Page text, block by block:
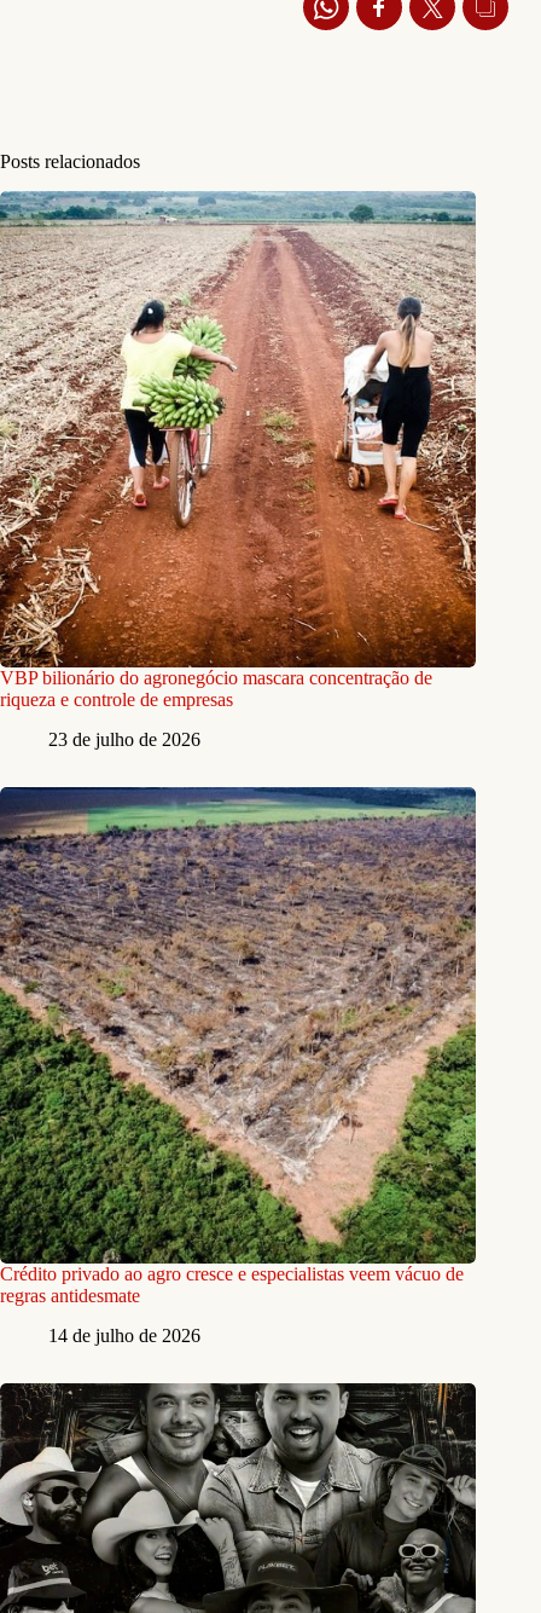
Posts relacionados
VBP bilionário do agronegócio mascara concentração de
riqueza e controle de empresas
23 de julho de 2026
Crédito privado ao agro cresce e especialistas veem vácuo de
regras antidesmate
14 de julho de 2026